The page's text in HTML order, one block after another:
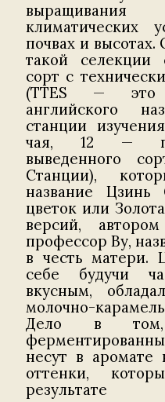
климатических
почвах и высотах.
такой селекции
сорт с
(TTES — это
английского
станции
чая, 12 —
выведенного
Станции),
название
цветок или
версий,
профессор Ву,
в честь матери.
себе будучи
вкусным,
молочно-
Дело в том,
несут в аромате
оттенки,